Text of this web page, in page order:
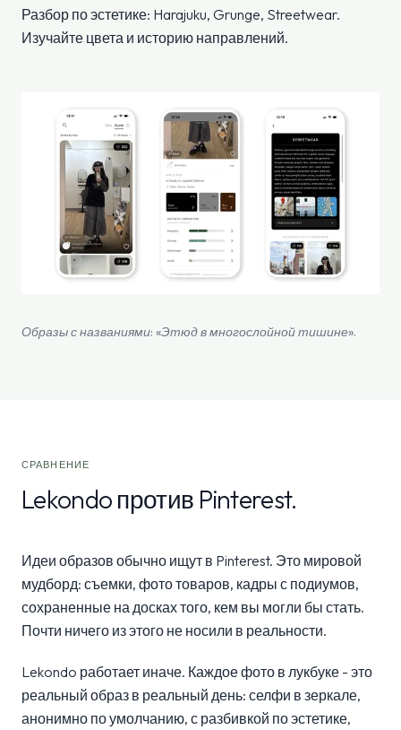
Разбор по эстетике: Harajuku, Grunge, Streetwear.
Изучайте цвета и историю направлений.
Образы с названиями: «Этюд в многослойной тишине».
СРАВНЕНИЕ
Lekondo против Pinterest.
Идеи образов обычно ищут в Pinterest. Это мировой
мудборд: съемки, фото товаров, кадры с подиумов,
сохраненные на досках того, кем вы могли бы стать.
Почти ничего из этого не носили в реальности.
Lekondo работает иначе. Каждое фото в лукбуке - это
реальный образ в реальный день: селфи в зеркале,
анонимно по умолчанию, с разбивкой по эстетике,